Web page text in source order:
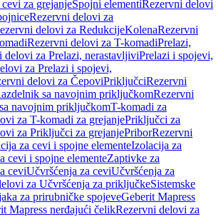
za grejanjeSpojni elementiRezervni delovi
Rezervni delovi za
delovi za RedukcijeKolenaRezervni
Rezervni delovi za T-komadiPrelazi,
delovi za Prelazi, nerastavljiviPrelazi i spojevi,
za Prelazi i spojevi,
delovi za ČepoviPriključciRezervni
sa navojnim priključkomRezervni
navojnim priključkomT-komadi za
za T-komadi za grejanjePriključci za
za Priključci za grejanjePriborRezervni
za cevi i spojne elementeIzolacija za
cevi i spojne elementeZaptivke za
ceviUčvršćenja za ceviUčvršćenja za
za Učvršćenja za priključkeSistemske
za prirubničke spojeveGeberit Mapress
Mapress nerđajući čelikRezervni delovi za